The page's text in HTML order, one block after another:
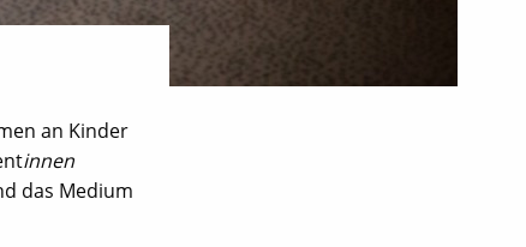
an Kinder
innen
das Medium